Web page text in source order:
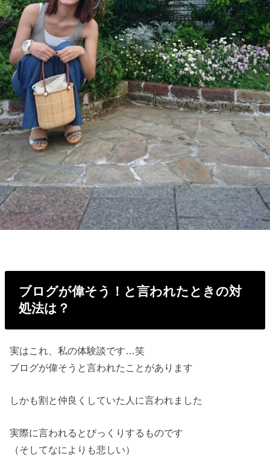
ブログが偉そう！と言われたときの対
処法は？
実はこれ、私の体験談です…笑
ブログが偉そうと言われたことがあります
しかも割と仲良くしていた人に言われました
実際に言われるとびっくりするものです
（そしてなによりも悲しい）